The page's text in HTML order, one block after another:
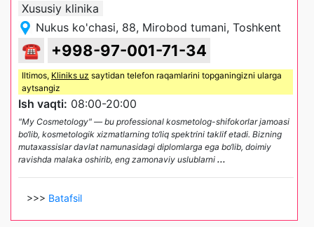
Xususiy klinika
Nukus ko'chasi, 88, Mirobod tumani, Toshkent
☎ +998-97-001-71-34
Iltimos, Kliniks uz saytidan telefon raqamlarini topganingizni ularga
aytsangiz
Ish vaqti: 08:00-20:00
"My Cosmetology" — bu professional kosmetolog-shifokorlar jamoasi
bo‘lib, kosmetologik xizmatlarning to‘liq spektrini taklif etadi. Bizning
mutaxassislar davlat namunasidagi diplomlarga ega bo‘lib, doimiy
ravishda malaka oshirib, eng zamonaviy uslublarni ...
>>> Batafsil